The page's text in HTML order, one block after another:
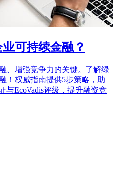
可持续金融？
、增强竞争力的关键。了解绿
！权威指南提供5步策略，助
与EcoVadis评级，提升融资竞